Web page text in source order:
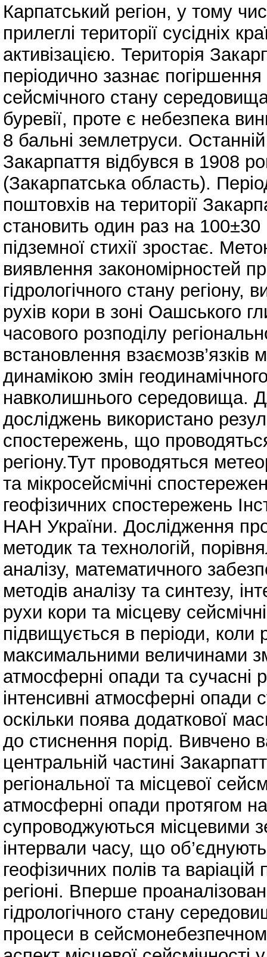
Карпатський регіон, у тому
прилеглі території сусідніх
активізацією. Територія
періодично зазнає погіршення
сейсмічного стану
буревії, проте є небезпека
8 бальні землетруси.
Закарпаття відбувся в 1908
(Закарпатська область).
поштовхів на території
становить один раз на 100±30
підземної стихії зростає.
виявлення закономірностей
гідрологічного стану
рухів кори в зоні Оашського
часового розподілу
встановлення взаємозв’язків
динамікою змін
навколишнього середовища.
досліджень використано
спостережень, що
регіону.Тут проводяться
та мікросейсмічні
геофізичних спостережень
НАН України. Дослідження
методик та технологій,
аналізу, математичного
методів аналізу та синтезу,
рухи кори та місцеву
підвищується в періоди, коли
максимальними величинами
атмосферні опади та сучасні
інтенсивні атмосферні
оскільки поява додаткової
до стиснення порід. Вивчено
центральній частині
регіональної та місцевої
атмосферні опади протягом
супроводжуються місцевими
інтервали часу, що
геофізичних полів та варіацій
регіоні. Вперше
гідрологічного стану
процеси в